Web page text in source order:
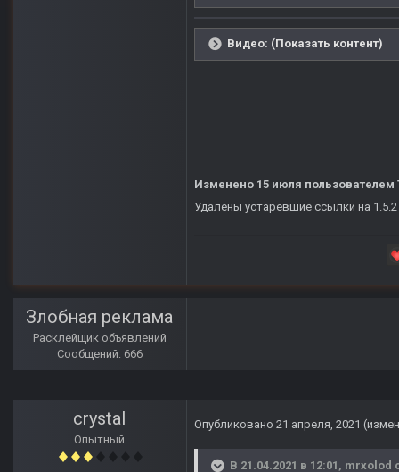
Видео: (Показать контент)
Изменено 15 июля
Удалены устаревшие ссылки на 1.5.2
Злобная реклама
Расклейщик объявлений
Сообщений: 666
crystal
Опытный
Опубликовано 21 апреля, 2021
В 21.04.2021 в 12:01, mrxolod